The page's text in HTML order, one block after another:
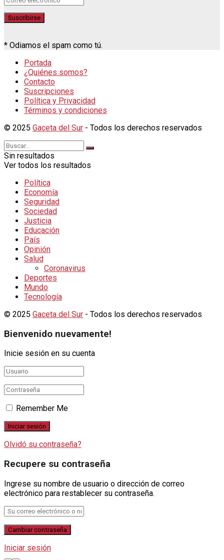
* Odiamos el spam como tú.
Portada
¿Quiénes somos?
Contacto
Suscripciones
Política y Privacidad
Términos y condiciones
© 2025 Gaceta del Sur - Todos los derechos reservados
Sin resultados
Ver todos los resultados
Política
Economía
Seguridad
Sociedad
Justicia
Educación
País
Opinión
Salud
Coronavirus
Deportes
Mundo
Tecnología
© 2025 Gaceta del Sur - Todos los derechos reservados
Bienvenido nuevamente!
Inicie sesión en su cuenta
Remember Me
Olvidó su contraseña?
Recupere su contraseña
Ingrese su nombre de usuario o dirección de correo
electrónico para restablecer su contraseña.
Iniciar sesión